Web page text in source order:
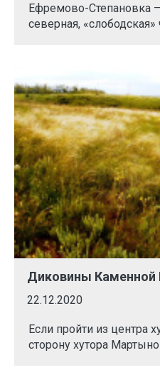
Ефремово-Степановка
северная, «слободская»
Диковины Каменной
22.12.2020
Если пройти из центра
сторону хутора